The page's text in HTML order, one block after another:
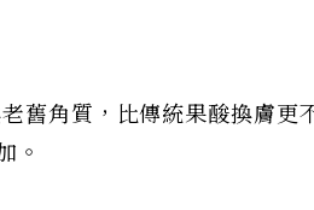
舊角質，比傳統果酸換膚
。